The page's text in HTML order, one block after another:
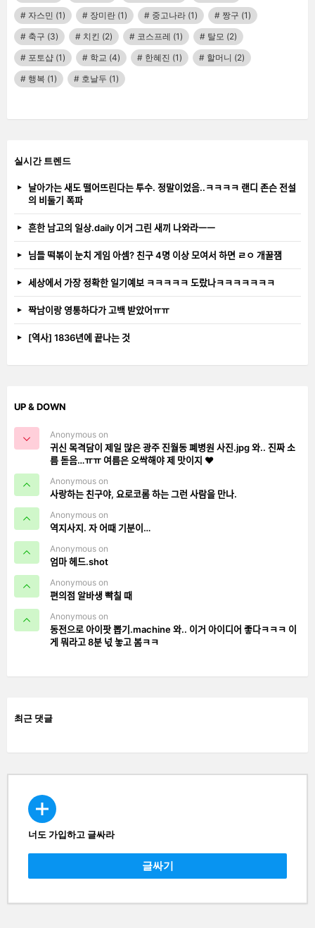
자스민 (1) 장미란 (1) 중고나라 (1) 짱구 (1)
축구 (3) 치킨 (2) 코스프레 (1) 탈모 (2)
포토샵 (1) 학교 (4) 한혜진 (1) 할머니 (2)
행복 (1) 호날두 (1)
실시간 트렌드
날아가는 새도 떨어뜨린다는 투수. 정말이었음..ㅋㅋㅋㅋ 랜디 존슨 전설
의 비둘기 폭파
흔한 남고의 일상.daily 이거 그린 새끼 나와라ㅡㅡ
님들 떡볶이 눈치 게임 아셈? 친구 4명 이상 모여서 하면 ㄹㅇ 개꿀잼
세상에서 가장 정확한 일기예보 ㅋㅋㅋㅋㅋ 도랐나ㅋㅋㅋㅋㅋㅋㅋ
짝남이랑 영통하다가 고백 받았어ㅠㅠ
[역사] 1836년에 끝나는 것
UP & DOWN
Anonymous on
귀신 목격담이 제일 많은 광주 진월동 폐병원 사진.jpg 와.. 진짜 소
름 돋음…ㅠㅠ 여름은 오싹해야 제 맛이지 ❤️
Anonymous on
사랑하는 친구야, 요로코롬 하는 그런 사람을 만나.
Anonymous on
역지사지. 자 어때 기분이…
Anonymous on
엄마 헤드.shot
Anonymous on
편의점 알바생 빡칠 때
Anonymous on
동전으로 아이팟 뽑기.machine 와.. 이거 아이디어 좋다ㅋㅋㅋ 이
게 뭐라고 8분 넋 놓고 봄ㅋㅋ
최근 댓글
CREATE
너도 가입하고 글싸라
글싸기